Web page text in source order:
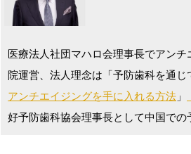
医療法人社団マハロ会理事長でアン
院運営、法人理念は「予防歯科を通
アンチエイジングを手に入れる方法 」
好予防歯科協会理事長として中国での